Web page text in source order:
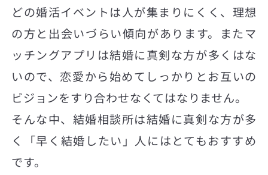
どの婚活イベントは人が集まりにくく、理想
の方と出会いづらい傾向があります。またマ
ッチングアプリは結婚に真剣な方が多くはな
いので、恋愛から始めてしっかりとお互いの
ビジョンをすり合わせなくてはなりません。
そんな中、結婚相談所は結婚に真剣な方が多
く「早く結婚したい」人にはとてもおすすめ
です。